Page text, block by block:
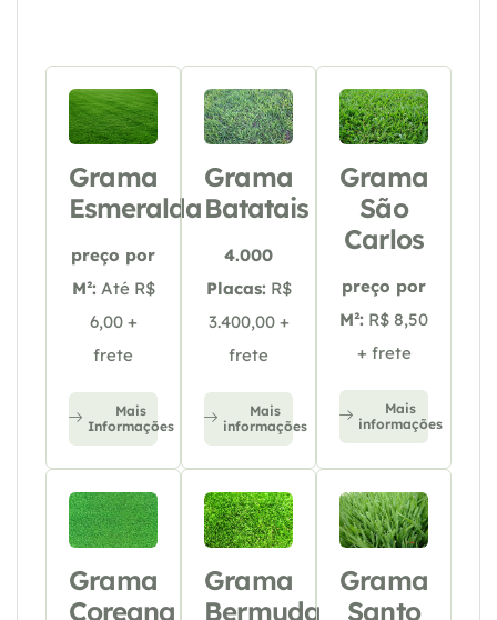
Grama
Esmeralda
preço por
M²: Até R$
6,00 +
frete
Mais
Informações
Grama
Batatais
4.000
Placas: R$
3.400,00 +
frete
Mais
informações
Grama
São
Carlos
preço por
M²: R$ 8,50
+ frete
Mais
informações
Grama
Coreana
Grama
Bermuda
Grama
Santo